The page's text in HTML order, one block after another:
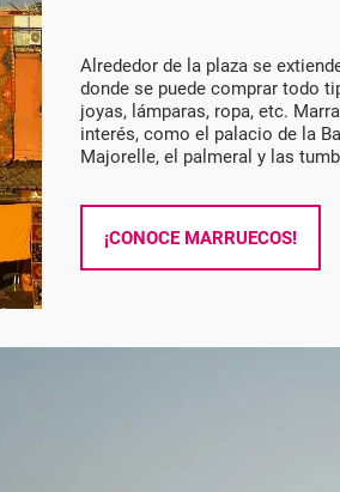
Alrededor de la plaza se
donde se puede comprar todo
joyas, lámparas, ropa, etc.
interés, como el palacio de la
Majorelle, el palmeral y las
¡CONOCE MARRUECOS!